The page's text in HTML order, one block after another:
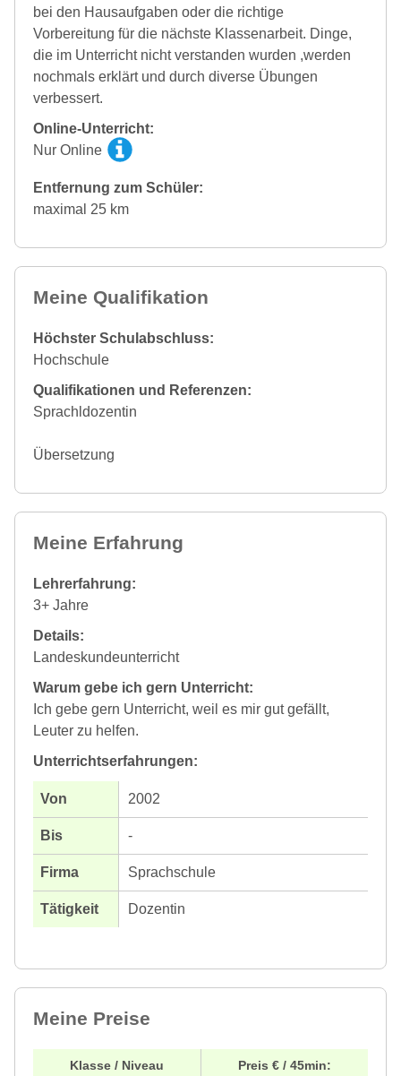
bei den Hausaufgaben oder die richtige
Vorbereitung für die nächste Klassenarbeit. Dinge,
die im Unterricht nicht verstanden wurden ,werden
nochmals erklärt und durch diverse Übungen
verbessert.
Online-Unterricht:
Nur Online
Entfernung zum Schüler:
maximal 25 km
Meine Qualifikation
Höchster Schulabschluss:
Hochschule
Qualifikationen und Referenzen:
Sprachldozentin
Übersetzung
Meine Erfahrung
Lehrerfahrung:
3+ Jahre
Details:
Landeskundeunterricht
Warum gebe ich gern Unterricht:
Ich gebe gern Unterricht, weil es mir gut gefällt,
Leuter zu helfen.
Unterrichtserfahrungen:
2002
-
Sprachschule
Dozentin
Meine Preise
Klasse / Niveau Preis € / 45min: